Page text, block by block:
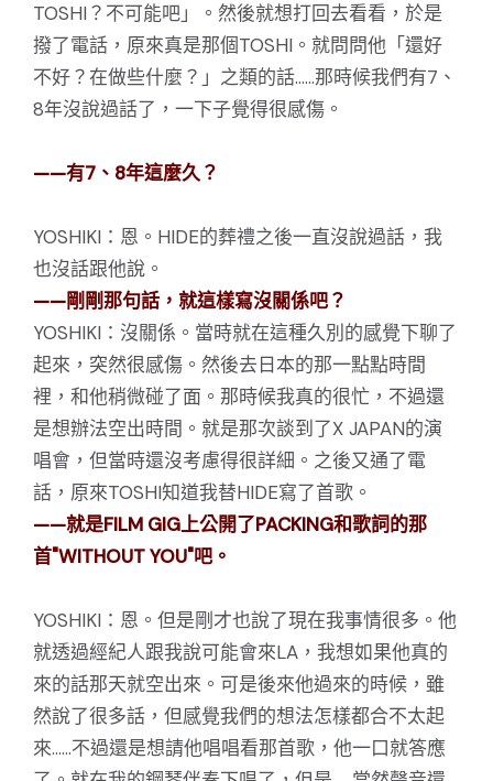
TOSHI？不可能吧」。然後就想打回去看看，於是
撥了電話，原來真是那個TOSHI。就問問他「還好
不好？在做些什麼？」之類的話……那時候我們有7、
8年沒說過話了，一下子覺得很感傷。
——有7、8年這麼久？
YOSHIKI：恩。HIDE的葬禮之後一直沒說過話，我
也沒話跟他說。
——剛剛那句話，就這樣寫沒關係吧？
YOSHIKI：沒關係。當時就在這種久別的感覺下聊了
起來，突然很感傷。然後去日本的那一點點時間
裡，和他稍微碰了面。那時候我真的很忙，不過還
是想辦法空出時間。就是那次談到了X JAPAN的演
唱會，但當時還沒考慮得很詳細。之後又通了電
話，原來TOSHI知道我替HIDE寫了首歌。
——就是FILM GIG上公開了PACKING和歌詞的那
首"WITHOUT YOU"吧。
YOSHIKI：恩。但是剛才也說了現在我事情很多。他
就透過經紀人跟我說可能會來LA，我想如果他真的
來的話那天就空出來。可是後來他過來的時候，雖
然說了很多話，但感覺我們的想法怎樣都合不太起
來……不過還是想請他唱唱看那首歌，他一口就答應